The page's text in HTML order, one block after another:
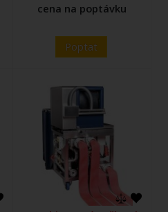
cena na poptávku
Poptat